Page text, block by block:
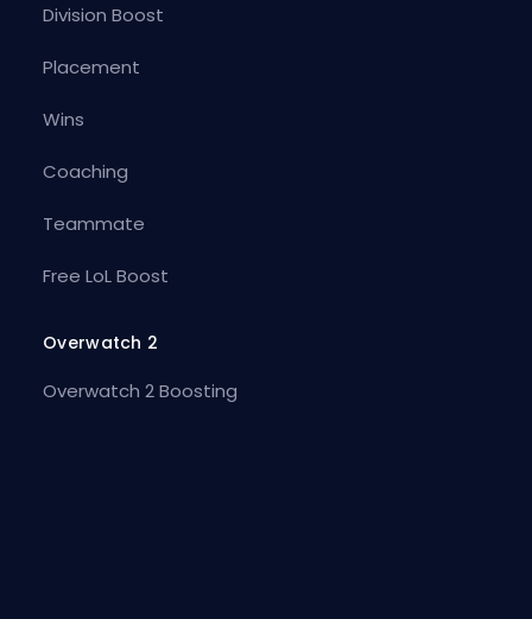
Division Boost
Placement
Wins
Coaching
Teammate
Free LoL Boost
Overwatch 2
Overwatch 2 Boosting